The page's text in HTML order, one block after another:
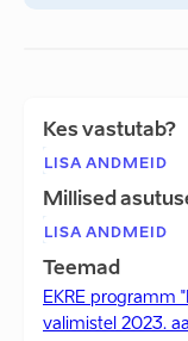
Kes vastutab?
LISA ANDMEID
Millised
LISA ANDMEID
Teemad
EKRE programm
valimistel 2023.